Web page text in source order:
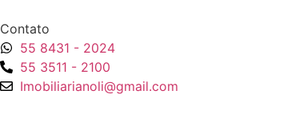
Contato
55 8431 - 2024
55 3511 - 2100
Imobiliarianoli@gmail.com